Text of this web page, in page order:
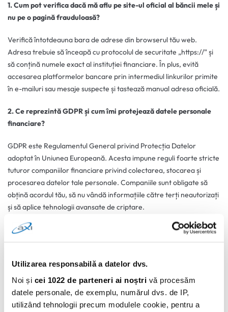
Utilizarea responsabilă a datelor dvs.
Noi și cei 1022 de parteneri ai noștri vă procesăm
datele personale, de exemplu, numărul dvs. de IP,
utilizând tehnologii precum modulele cookie, pentru a
1. Cum pot verifica dacă mă aflu pe site-ul oficial al băncii mele și
nu pe o pagină frauduloasă?
Verifică întotdeauna bara de adrese din browserul tău web.
Adresa trebuie să înceapă cu protocolul de securitate „https://” și
să conțină numele exact al instituției financiare. În plus, evită
accesarea platformelor bancare prin intermediul linkurilor primite
în e-mailuri sau mesaje suspecte și tastează manual adresa oficială.
2. Ce reprezintă GDPR și cum îmi protejează datele personale
financiare?
GDPR este Regulamentul General privind Protecția Datelor
adoptat în Uniunea Europeană. Acesta impune reguli foarte stricte
tuturor companiilor financiare privind colectarea, stocarea și
procesarea datelor tale personale. Companiile sunt obligate să
obțină acordul tău, să nu vândă informațiile către terți neautorizați
și să aplice tehnologii avansate de criptare.
3. Ce trebuie să fac dacă suspectez că mi-au fost furate datele
Contactează imediat serviciul de suport al băncii sau al furnizorului
tău de credit (cum este AXI Card) pentru a bloca temporar accesul
la cont și cardul asociat. De asemenea, schimbă imediat parolele
din aplicație și verifică lista recentă de tranzacții pentru a contesta